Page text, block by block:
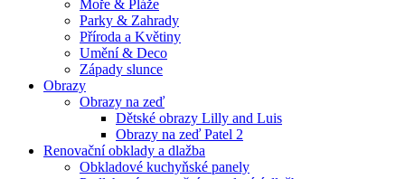
Moře & Pláže
Parky & Zahrady
Příroda a Květiny
Umění & Deco
Západy slunce
Obrazy
Obrazy na zeď
Dětské obrazy Lilly and Luis
Obrazy na zeď Patel 2
Renovační obklady a dlažba
Obkladové kuchyňské panely